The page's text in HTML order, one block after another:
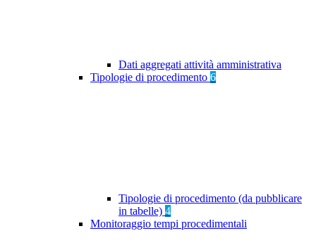
Dati aggregati attività amministrativa
Tipologie di procedimento 6
Tipologie di procedimento (da pubblicare
in tabelle) 4
Monitoraggio tempi procedimentali